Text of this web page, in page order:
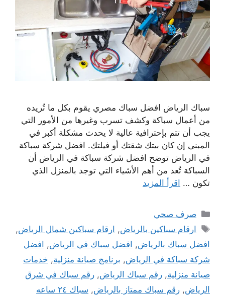
سباك الرياض افضل سباك مصري يقوم بكل ما تُريده
من أعمال سباكة وكشف تسرب وغيرها من الأمور التي
يجب أن تتم بإحترافية عالية لا يحدث مشكلة أكبر في
المبنى إن كان بيتك شقتك أو فيلتك. افضل شركة سباكة
في الرياض توضح افضل شركة سباكة في الرياض أن
السباكة تُعد من أهم الأشياء التي توجد بالمنزل الذي
تكون … اقرأ المزيد
التصنيفات
صرف صحي
الوسوم
ارقام سباكين بالرياض, ارقام سباكين شمال الرياض,
افضل سباك بالرياض, افضل سباك في الرياض, افضل
شركة سباكة في الرياض, برنامج صيانة منزلية, خدمات
صيانة منزلية, رقم سباك الرياض, رقم سباك في شرق
الرياض, رقم سباك ممتاز بالرياض,
سباك ٢٤ ساعه